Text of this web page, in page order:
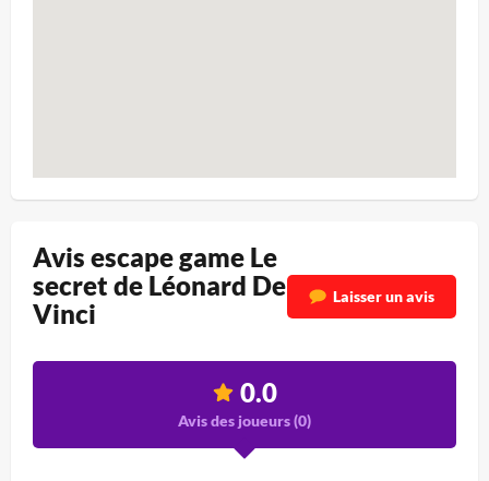
Avis escape game Le
secret de Léonard De
Vinci
Laisser un avis
0.0
Avis des joueurs (0)